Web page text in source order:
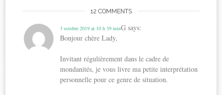
12 COMMENTS
G says:
3 octobre 2019 at 10 h 39 min
Bonjour chère Lady,
Invitant régulièrement dans le cadre de
mondanités, je vous livre ma petite interprétation
personnelle pour ce genre de situation.